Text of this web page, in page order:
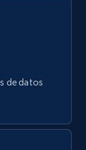
de datos